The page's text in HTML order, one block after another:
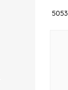
5053